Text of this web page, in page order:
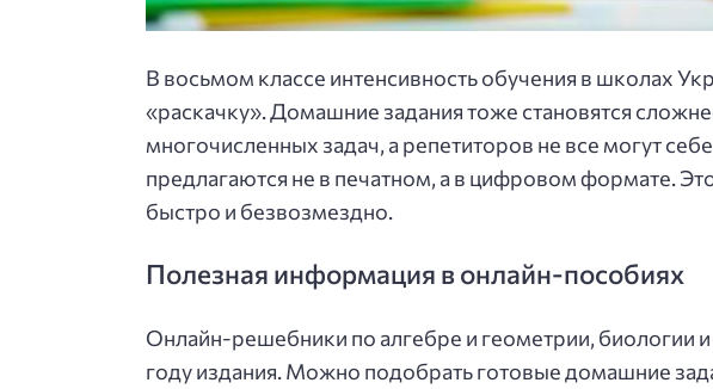
В восьмом классе интенсивность обучения в школах
«раскачку». Домашние задания тоже становятся
многочисленных задач, а репетиторов не все могут
предлагаются не в печатном, а в цифровом формате.
быстро и безвозмездно.
Полезная информация в онлайн-пособиях
Онлайн-решебники по алгебре и геометрии, биологии
году издания. Можно подобрать готовые домашние